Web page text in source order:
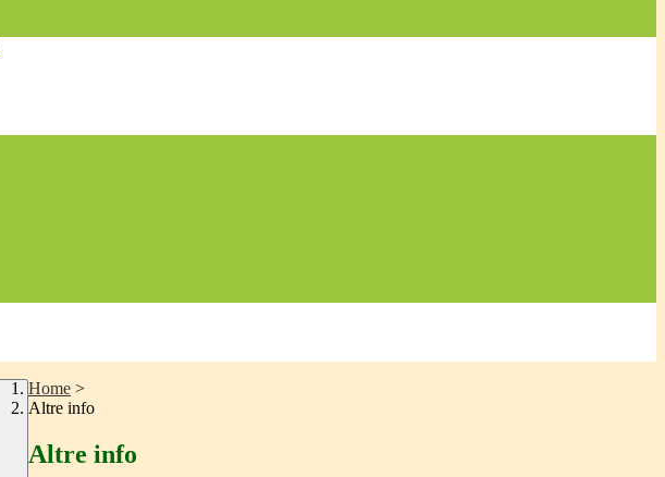
Home >
Altre info
Altre info